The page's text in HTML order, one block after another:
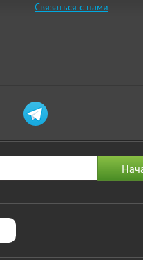
Связаться с нами